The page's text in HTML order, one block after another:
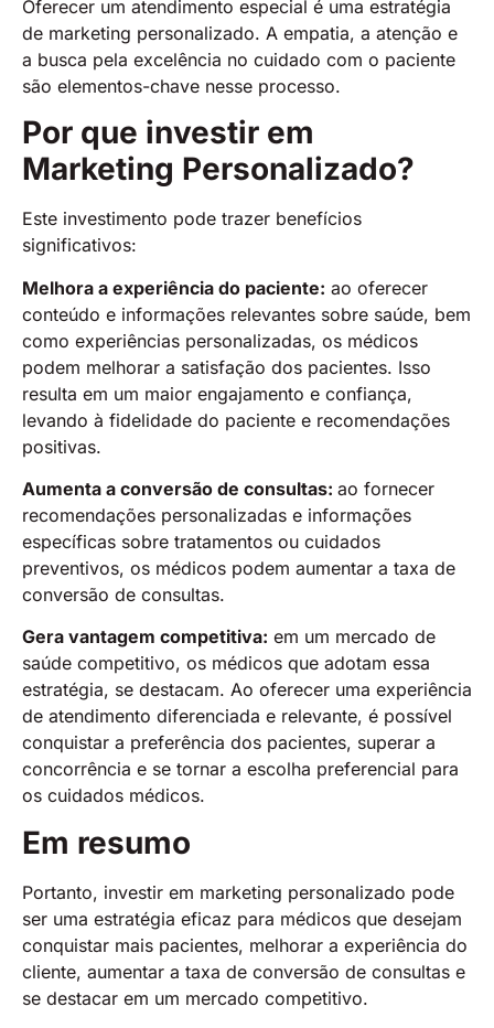
Oferecer um atendimento especial é uma estratégia
de marketing personalizado. A empatia, a atenção e
a busca pela excelência no cuidado com o paciente
são elementos-chave nesse processo.
Por que investir em
Marketing Personalizado?
Este investimento pode trazer benefícios
significativos:
Melhora a experiência do paciente: ao oferecer
conteúdo e informações relevantes sobre saúde, bem
como experiências personalizadas, os médicos
podem melhorar a satisfação dos pacientes. Isso
resulta em um maior engajamento e confiança,
levando à fidelidade do paciente e recomendações
positivas.
Aumenta a conversão de consultas: ao fornecer
recomendações personalizadas e informações
específicas sobre tratamentos ou cuidados
preventivos, os médicos podem aumentar a taxa de
conversão de consultas.
Gera vantagem competitiva: em um mercado de
saúde competitivo, os médicos que adotam essa
estratégia, se destacam. Ao oferecer uma experiência
de atendimento diferenciada e relevante, é possível
conquistar a preferência dos pacientes, superar a
concorrência e se tornar a escolha preferencial para
os cuidados médicos.
Em resumo
Portanto, investir em marketing personalizado pode
ser uma estratégia eficaz para médicos que desejam
conquistar mais pacientes, melhorar a experiência do
cliente, aumentar a taxa de conversão de consultas e
se destacar em um mercado competitivo.